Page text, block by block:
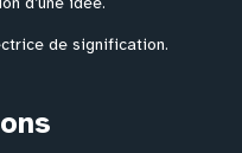
de signification.